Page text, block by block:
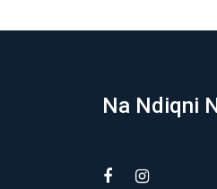
Na Ndiqni